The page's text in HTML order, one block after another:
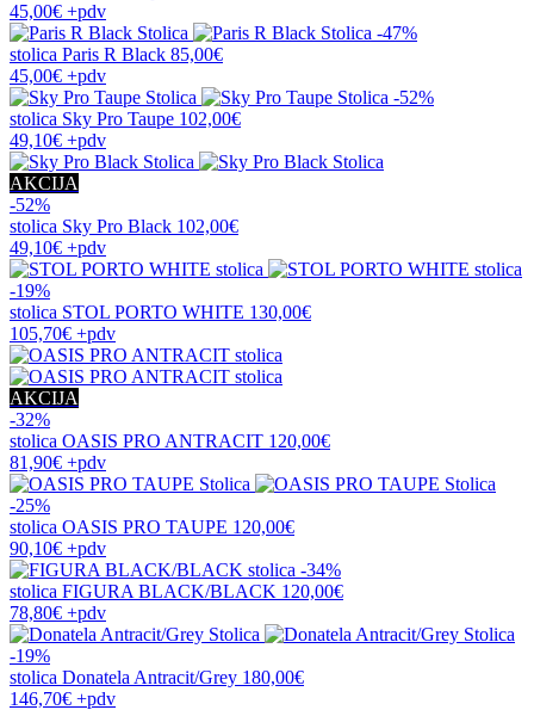
45,00€ +pdv
-47%
stolica Paris R Black 85,00€
45,00€ +pdv
-52%
stolica Sky Pro Taupe 102,00€
49,10€ +pdv
AKCIJA
-52%
stolica Sky Pro Black 102,00€
49,10€ +pdv
-19%
stolica STOL PORTO WHITE 130,00€
105,70€ +pdv
AKCIJA
-32%
stolica OASIS PRO ANTRACIT 120,00€
81,90€ +pdv
-25%
stolica OASIS PRO TAUPE 120,00€
90,10€ +pdv
-34%
stolica FIGURA BLACK/BLACK 120,00€
78,80€ +pdv
-19%
stolica Donatela Antracit/Grey 180,00€
146,70€ +pdv